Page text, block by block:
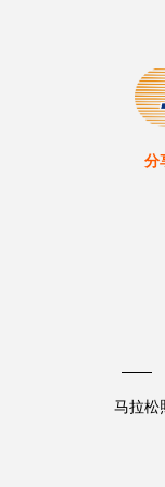
分
马拉松